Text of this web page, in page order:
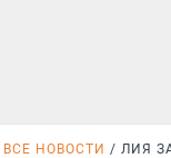
ВСЕ НОВОСТИ ЛИЯ